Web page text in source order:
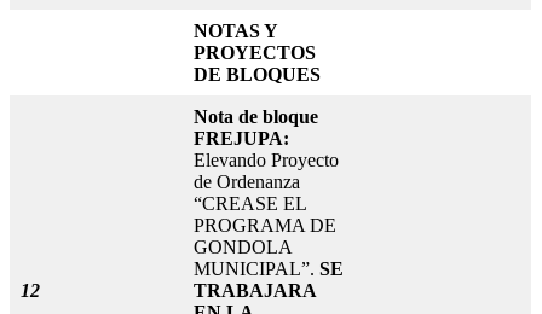
NOTAS Y
PROYECTOS
DE BLOQUES
12
Nota de bloque
FREJUPA:
Elevando Proyecto
de Ordenanza
“CREASE EL
PROGRAMA DE
GONDOLA
MUNICIPAL”. SE
TRABAJARA